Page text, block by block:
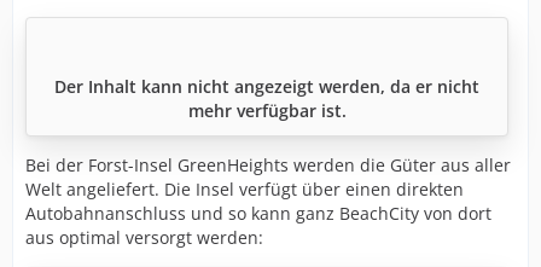
Der Inhalt kann nicht angezeigt werden, da er nicht
mehr verfügbar ist.
Bei der Forst-Insel GreenHeights werden die Güter aus aller
Welt angeliefert. Die Insel verfügt über einen direkten
Autobahnanschluss und so kann ganz BeachCity von dort
aus optimal versorgt werden: